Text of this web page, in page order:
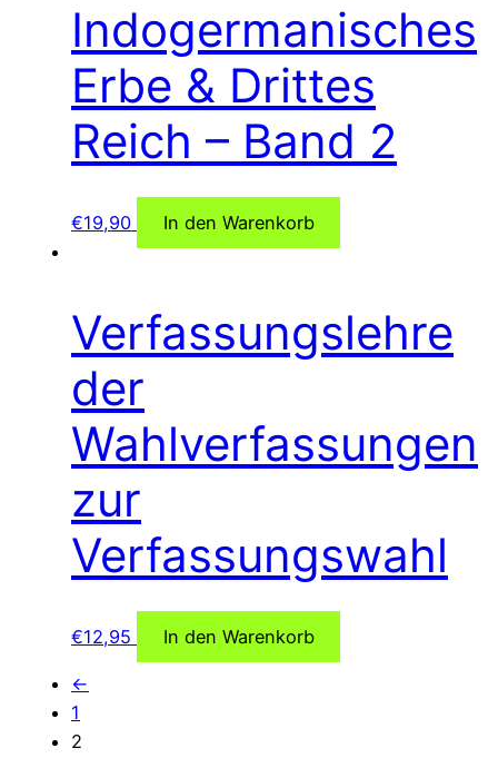
Indogermanisches
Erbe & Drittes
Reich – Band 2
€19,90 In den Warenkorb
Verfassungslehre
der
Wahlverfassungen
zur
Verfassungswahl
€12,95 In den Warenkorb
←
1
2